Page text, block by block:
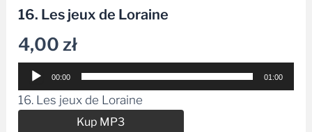
16. Les jeux de Loraine
4,00zł
Odtwarzacz
plików
dźwiękowych
00:00 01:00
16. Les jeux de Loraine
Kup MP3